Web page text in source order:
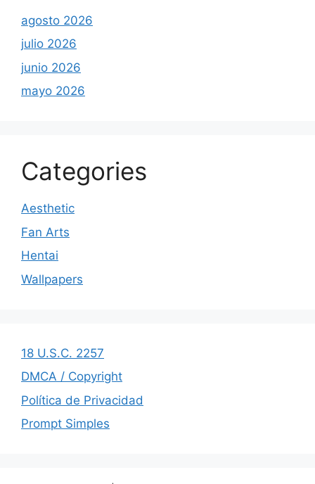
agosto 2026
julio 2026
junio 2026
mayo 2026
Categories
Aesthetic
Fan Arts
Hentai
Wallpapers
18 U.S.C. 2257
DMCA / Copyright
Política de Privacidad
Prompt Simples